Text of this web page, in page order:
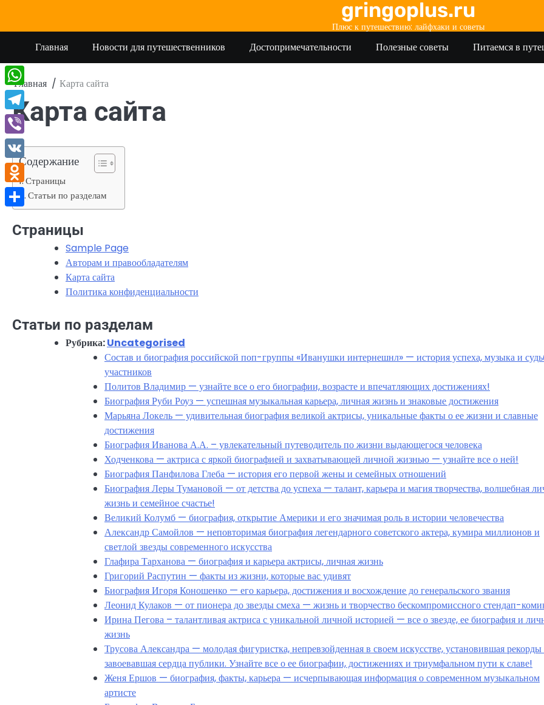
содержимому
gringoplus.ru
Плюс к путешествию: лайфхаки и советы
Главная Новости для путешественников Достопримечательности Полезные советы Питаемся в
Главная Карта сайта
Карта сайта
Содержание
Страницы
Статьи по разделам
Страницы
Sample Page
Авторам и правообладателям
Карта сайта
Политика конфиденциальности
Статьи по разделам
Рубрика:Uncategorised
Состав и биография российской поп-группы «Иванушки интернешнл» — история успеха, музыка и
участников
Политов Владимир — узнайте все о его биографии, возрасте и впечатляющих достижениях!
Биография Руби Роуз — успешная музыкальная карьера, личная жизнь и знаковые достижения
Марьяна Локель — удивительная биография великой актрисы, уникальные факты о ее жизни и славные
достижения
Биография Иванова А.А. – увлекательный путеводитель по жизни выдающегося человека
Ходченкова — актриса с яркой биографией и захватывающей личной жизнью — узнайте все о ней!
Биография Панфилова Глеба — история его первой жены и семейных отношений
Биография Леры Тумановой — от детства до успеха — талант, карьера и магия творчества, волшебная
жизнь и семейное счастье!
Великий Колумб — биография, открытие Америки и его значимая роль в истории человечества
Александр Самойлов — неповторимая биография легендарного советского актера, кумира миллионов и
светлой звезды современного искусства
Глафира Тарханова — биография и карьера актрисы, личная жизнь
Григорий Распутин — факты из жизни, которые вас удивят
Биография Игоря Коношенко — его карьера, достижения и восхождение до генеральского звания
Леонид Кулаков — от пионера до звезды смеха — жизнь и творчество бескомпромиссного стендап-
Ирина Пегова – талантливая актриса с уникальной личной историей — все о звезде, ее биография и
жизнь
Трусова Александра — молодая фигуристка, непревзойденная в своем искусстве, установившая рекорды
завоевавшая сердца публики. Узнайте все о ее биографии, достижениях и триумфальном пути к славе!
Женя Ершов — биография, факты, карьера — исчерпывающая информация о современном музыкальном
артисте
WhatsApp
Telegram
Viber
VK
Odnoklassniki